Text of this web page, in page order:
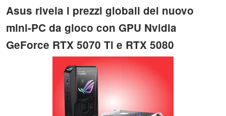
Asus rivela i prezzi globali del nuovo
mini-PC da gioco con GPU Nvidia
GeForce RTX 5070 Ti e RTX 5080